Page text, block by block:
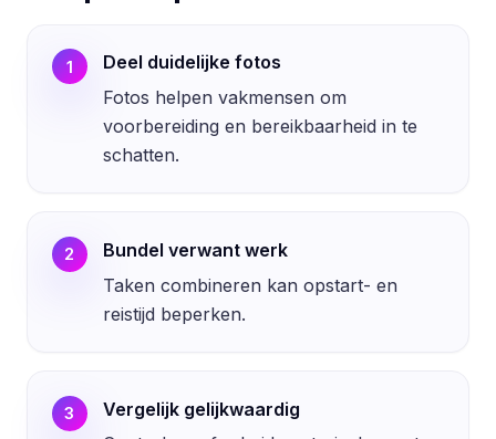
1
Deel duidelijke fotos
Fotos helpen vakmensen om
voorbereiding en bereikbaarheid in te
schatten.
2
Bundel verwant werk
Taken combineren kan opstart- en
reistijd beperken.
3
Vergelijk gelijkwaardig